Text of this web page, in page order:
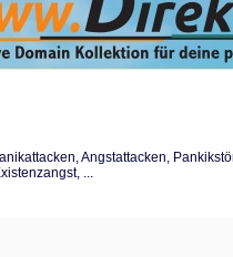
Angstattacken,
...